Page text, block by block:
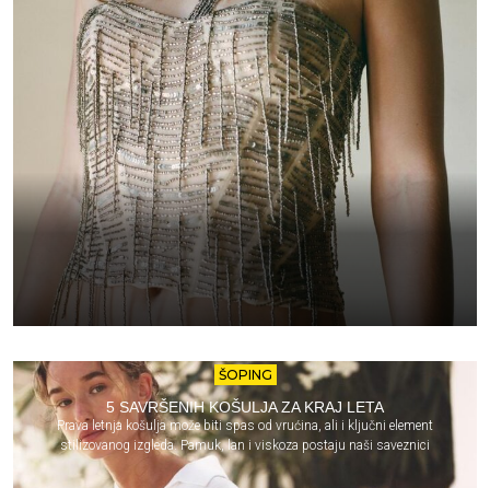
ŠOPING
5 SAVRŠENIH KOŠULJA ZA KRAJ LETA
Prava letnja košulja može biti spas od vrućina, ali i ključni element
stilizovanog izgleda. Pamuk, lan i viskoza postaju naši saveznici